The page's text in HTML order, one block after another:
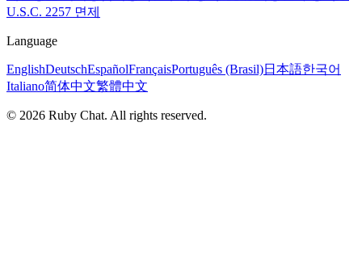
U.S.C. 2257 면제
Language
EnglishDeutschEspañolFrançaisPortuguês (Brasil)日本語한국어
Italiano简体中文繁體中文
© 2026 Ruby Chat. All rights reserved.